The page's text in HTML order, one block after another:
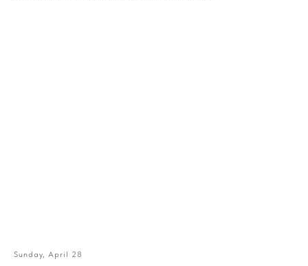
Sunday, April 28